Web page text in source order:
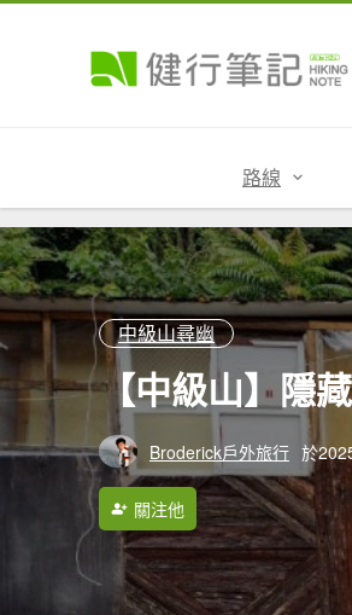
路線
中級山尋幽
【中級山】隱
Broderick戶外旅行 於
關注他